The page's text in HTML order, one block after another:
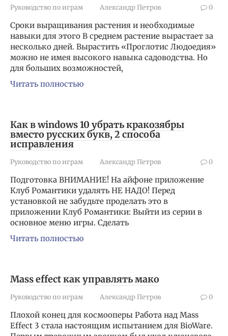
Руководство по играм Александр Петров 0
Сроки выращивания растения и необходимые
навыки для этого В среднем растение вырастает за
несколько дней. Вырастить «Проглотис Людоедия»
можно не имея высокого навыка садоводства. Но
для больших возможностей,
Читать полностью
Как в windows 10 убрать кракозябры
вместо русских букв, 2 способа
исправления
Руководство по играм Александр Петров 0
Подготовка ВНИМАНИЕ! На айфоне приложение
Клуб Романтики удалять НЕ НАДО! Перед
установкой не забудьте проделать это в
приложении Клуб Романтики: Выйти из серии в
основное меню игры. Сделать
Читать полностью
Mass effect как управлять мако
Руководство по играм Александр Петров 0
Плохой конец для космооперы Работа над Mass
Effect 3 стала настоящим испытанием для BioWare.